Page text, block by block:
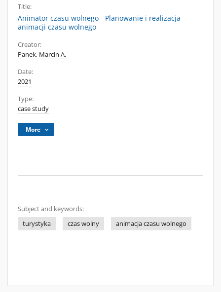
Title:
Animator czasu wolnego - Planowanie i realizacja
animacji czasu wolnego
Creator:
Panek, Marcin A.
Date:
2021
Type:
case study
More
Subject and keywords:
turystyka
czas wolny animacja czasu wolnego